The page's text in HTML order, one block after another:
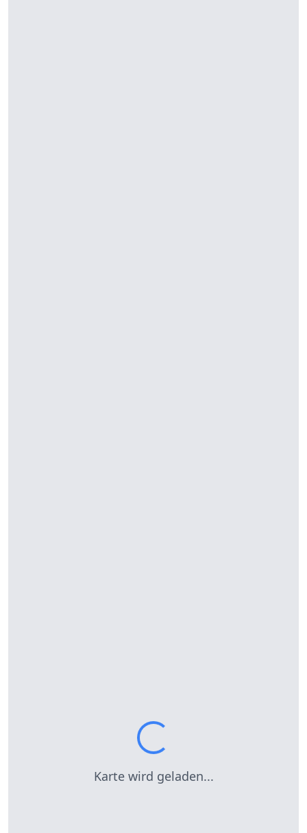
Karte wird geladen...